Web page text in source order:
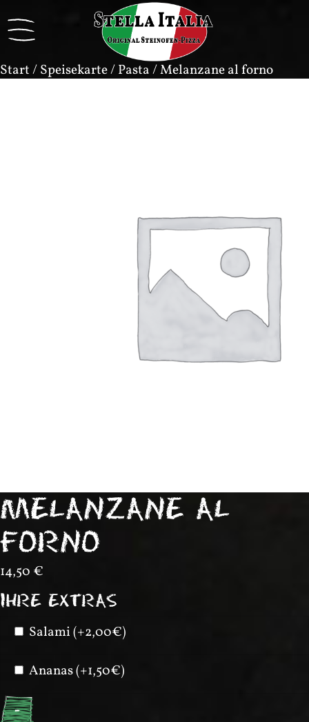
Start/Speisekarte/Pasta/ Melanzane al forno
MELANZANE AL
FORNO
14,50 €
IHRE EXTRAS
Salami (+2,00€)
Ananas (+1,50€)
-